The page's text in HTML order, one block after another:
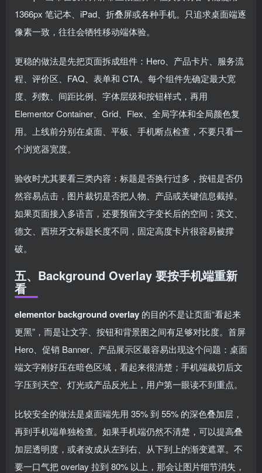
1366px 笔记本、iPad、折叠屏或各种手机。只追求桌面端逐
像素一致，往往会牺牲移动端体验。
更稳的做法是先把页面拆成组件：Hero、产品卡片、服务流
程、评价区、FAQ、表单和 CTA。每个组件先确定最大宽
度、列数、间距比例、字体层级和按钮样式，再用
Elementor Container、Grid、Flex、全局字体和全局颜色复
用。上线前分别在桌面、平板、手机断点检查，不要只看一
个浏览器宽度。
验收时尤其要看三类内容：标题是否换行过多，按钮是否仍
然容易点击，图片裁切是否把人物、产品或关键信息截掉。
如果页面接入多语言，还要预留文字变长后的空间；英文、
德文、西班牙文标题长度不同，固定高度卡片很容易被撑
破。
五、Background Overlay 要按手机端重新
看
elementor background overlay 的目的不是让页面“看起来
更黑”，而是让文字、按钮和背景图之间有足够对比度。首屏
Hero、促销 Banner、产品展示区最容易出现这个问题：桌面
端文字刚好压在暗色区域，看起来很清楚；手机端裁切后文
字压到天空、灯光或产品反光上，用户第一眼读不到重点。
比较安全的做法是桌面端先用 35% 到 55% 的深色叠加层，
再到手机端单独检查。如果手机端仍然不清楚，可以提高叠
加层透明度，或者改成从左到右、从下到上的渐变遮罩。不
要一口气把 overlay 拉到 80% 以上，那会让图片细节消失，